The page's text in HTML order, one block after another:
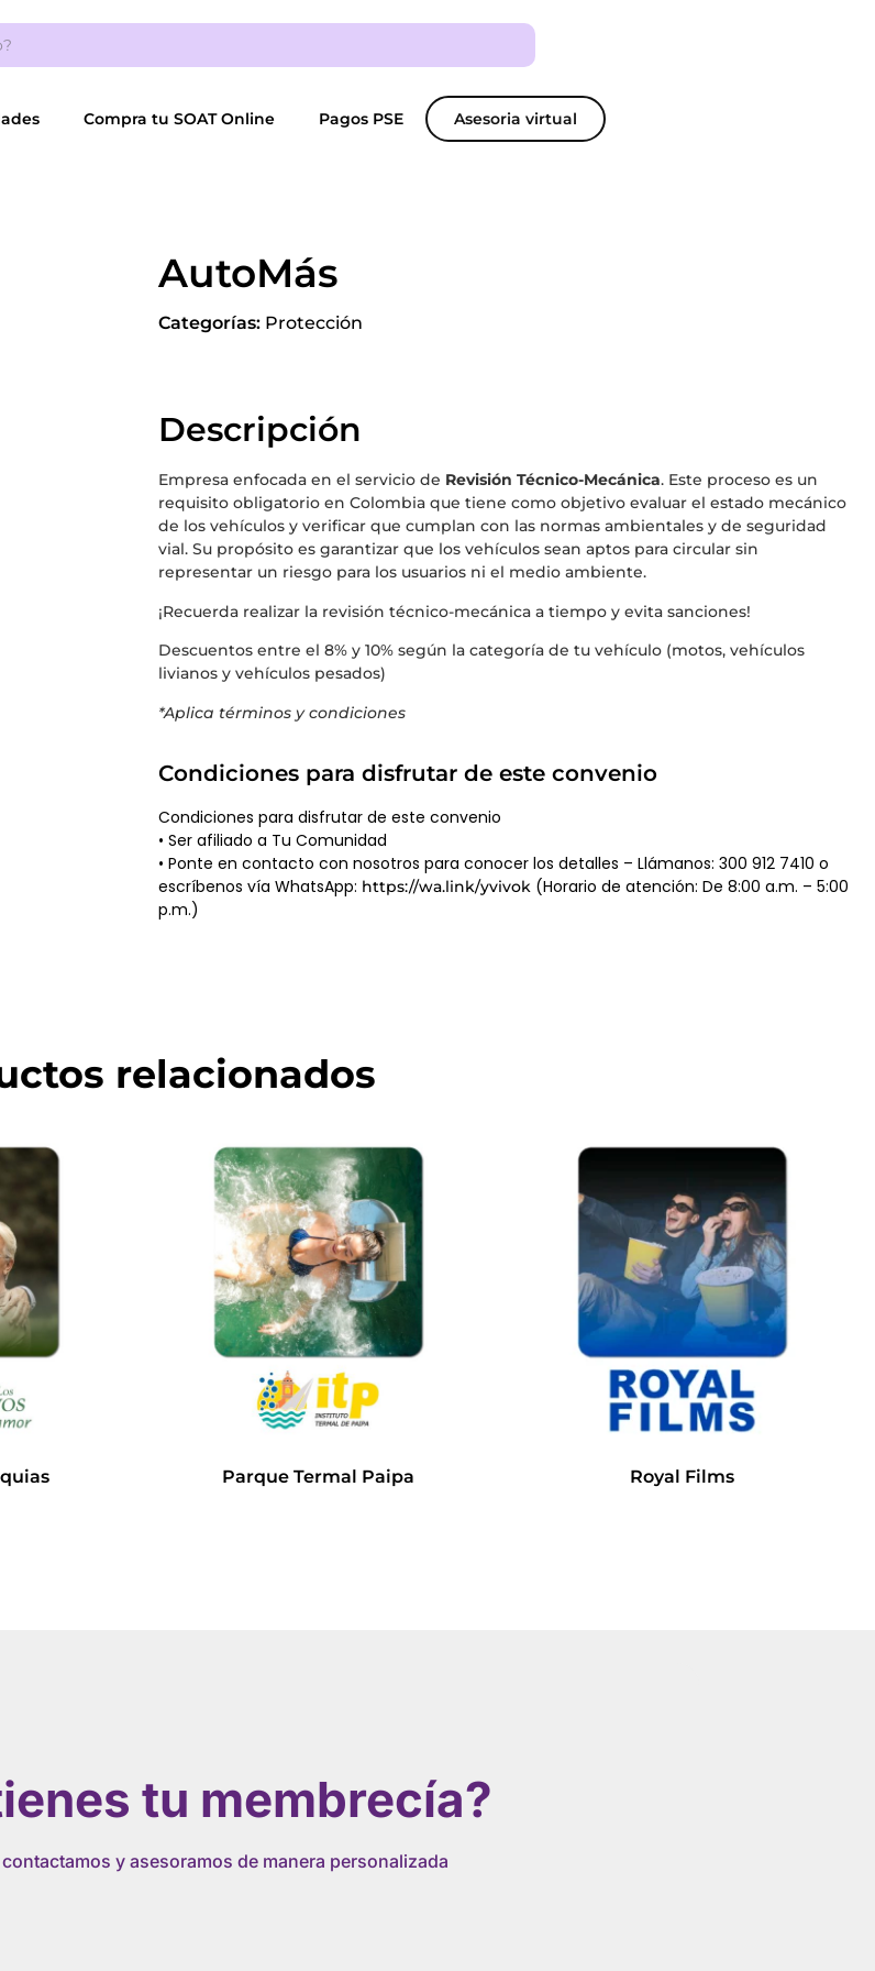
Compra tu SOAT Online Pagos PSE Asesoria virtual
AutoMás
Categorías: Protección
Descripción
Empresa enfocada en el servicio de Revisión Técnico-Mecánica. Este proceso es un
requisito obligatorio en Colombia que tiene como objetivo evaluar el estado mecánico
de los vehículos y verificar que cumplan con las normas ambientales y de seguridad
vial. Su propósito es garantizar que los vehículos sean aptos para circular sin
representar un riesgo para los usuarios ni el medio ambiente.
¡Recuerda realizar la revisión técnico-mecánica a tiempo y evita sanciones!
Descuentos entre el 8% y 10% según la categoría de tu vehículo (motos, vehículos
livianos y vehículos pesados)
*Aplica términos y condiciones
Condiciones para disfrutar de este convenio
Condiciones para disfrutar de este convenio
• Ser afiliado a Tu Comunidad
• Ponte en contacto con nosotros para conocer los detalles – Llámanos: 300 912 7410 o
escríbenos vía WhatsApp: https://wa.link/yvivok (Horario de atención: De 8:00 a.m. – 5:00
p.m.)
relacionados
Parque Termal Paipa
Royal Films
tu membrecía?
y asesoramos de manera personalizada